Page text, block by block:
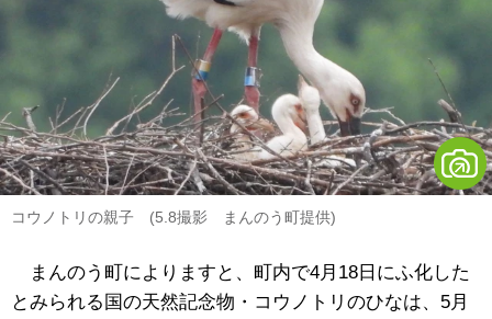
コウノトリの親子 (5.8撮影 まんのう町提供)
まんのう町によりますと、町内で4月18日にふ化した
とみられる国の天然記念物・コウノトリのひなは、5月